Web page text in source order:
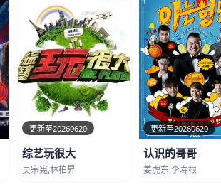
更新至20260620
综艺玩很大
吴宗宪,林柏昇
更新至20260620
认识的哥哥
姜虎东,李寿根